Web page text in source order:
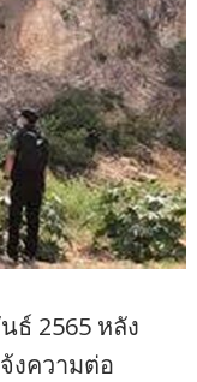
ธ์ 2565 หลัง
งความต่อ